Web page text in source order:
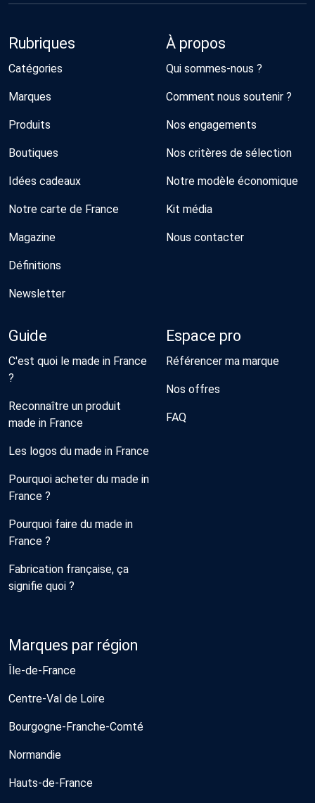
Rubriques
Catégories
Marques
Produits
Boutiques
Idées cadeaux
Notre carte de France
Magazine
Définitions
Newsletter
À propos
Qui sommes-nous ?
Comment nous soutenir ?
Nos engagements
Nos critères de sélection
Notre modèle économique
Kit média
Nous contacter
Guide
C'est quoi le made in France
?
Reconnaître un produit
made in France
Les logos du made in France
Pourquoi acheter du made in
France ?
Pourquoi faire du made in
France ?
Fabrication française, ça
signifie quoi ?
Espace pro
Référencer ma marque
Nos offres
FAQ
Marques par région
Île-de-France
Centre-Val de Loire
Bourgogne-Franche-Comté
Normandie
Hauts-de-France